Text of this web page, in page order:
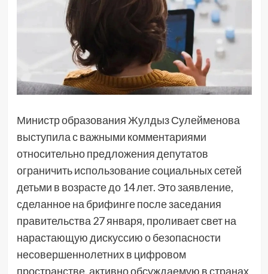
Министр образования Жулдыз Сулейменова
выступила с важными комментариями
относительно предложения депутатов
ограничить использование социальных сетей
детьми в возрасте до 14 лет. Это заявление,
сделанное на брифинге после заседания
правительства 27 января, проливает свет на
нарастающую дискуссию о безопасности
несовершеннолетних в цифровом
пространстве, активно обсуждаемую в странах